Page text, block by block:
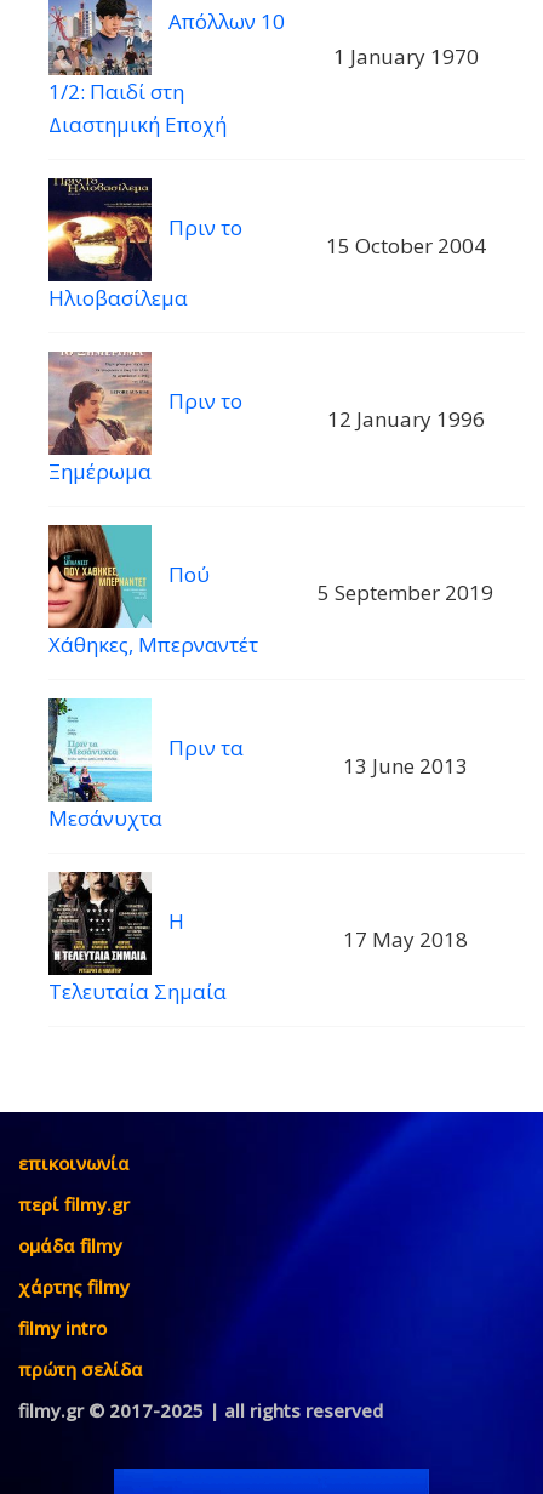
Απόλλων 10
1/2: Παιδί στη
Διαστημική Εποχή
1 January 1970
Πριν το
Ηλιοβασίλεμα
15 October 2004
Πριν το
Ξημέρωμα
12 January 1996
Πού
Χάθηκες, Μπερναντέτ
5 September 2019
Πριν τα
Μεσάνυχτα
13 June 2013
Η
Τελευταία Σημαία
17 May 2018
επικοινωνία
περί filmy.gr
ομάδα filmy
χάρτης filmy
filmy intro
πρώτη σελίδα
filmy.gr © 2017-2025 | all rights reserved